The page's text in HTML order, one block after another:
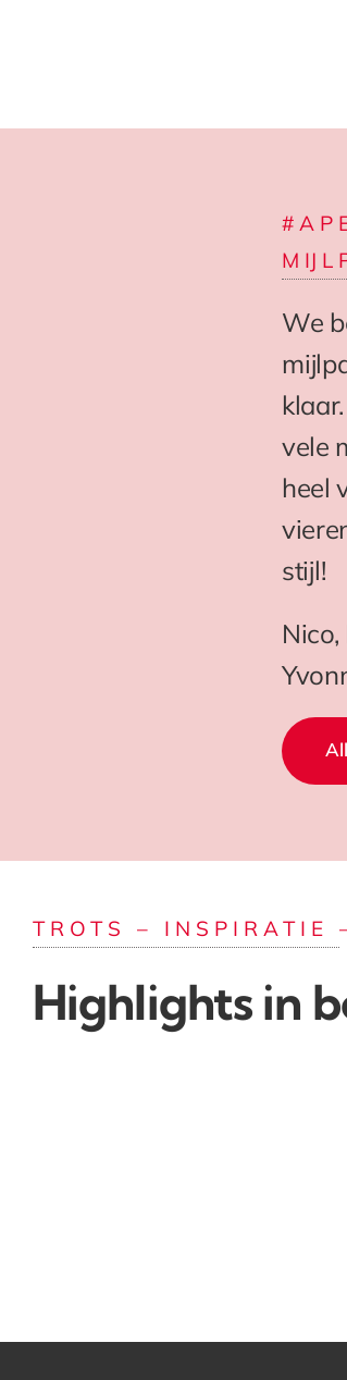
We
vele
heel
stijl!
TROTS – INSPIRATIE
Highlights in